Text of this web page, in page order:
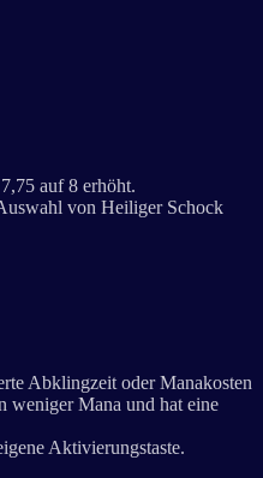
auf 8 erhöht.
von Heiliger Schock
Abklingzeit oder Manakosten
weniger Mana und hat eine
Aktivierungstaste.